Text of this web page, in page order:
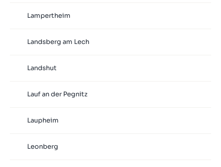
Lampertheim
Landsberg am Lech
Landshut
Lauf an der Pegnitz
Laupheim
Leonberg